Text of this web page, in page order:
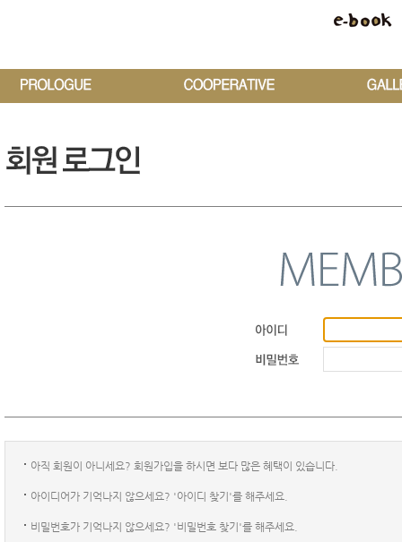
아직 회원이 아니세요? 회원가입을 하시면 보다 많은 혜택이 있습니다.
아이디어가 기억나지 않으세요? '아이디 찾기'를 해주세요.
비밀번호가 기억나지 않으세요? '비밀번호 찾기'를 해주세요.